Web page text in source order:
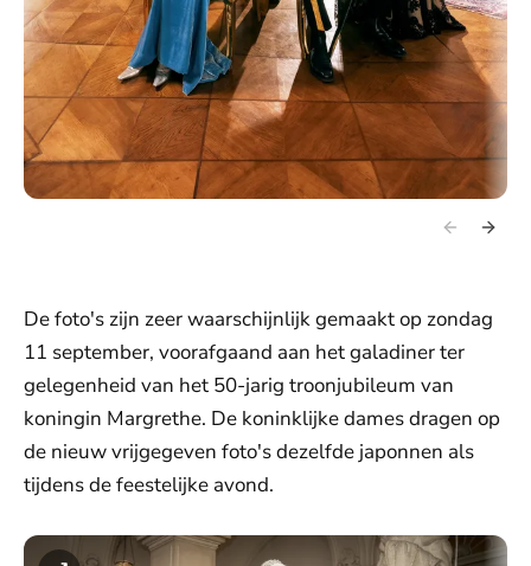
De foto's zijn zeer waarschijnlijk gemaakt op zondag
11 september, voorafgaand aan het galadiner ter
gelegenheid van het 50-jarig troonjubileum van
koningin Margrethe. De koninklijke dames dragen op
de nieuw vrijgegeven foto's dezelfde japonnen als
tijdens de feestelijke avond.